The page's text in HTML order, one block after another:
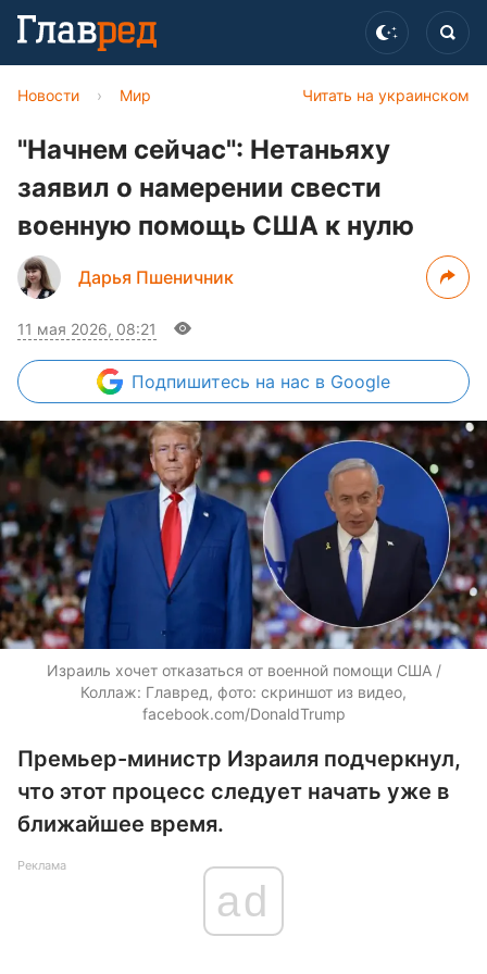
Читать на украинском
Новости › Мир
"Начнем сейчас": Нетаньяху
заявил о намерении свести
военную помощь США к нулю
Дарья Пшеничник
11 мая 2026, 08:21
Подпишитесь на нас в Google
Израиль хочет отказаться от военной помощи США /
Коллаж: Главред, фото: скриншот из видео,
facebook.com/DonaldTrump
Премьер-министр Израиля подчеркнул,
что этот процесс следует начать уже в
ближайшее время.
Реклама
ad